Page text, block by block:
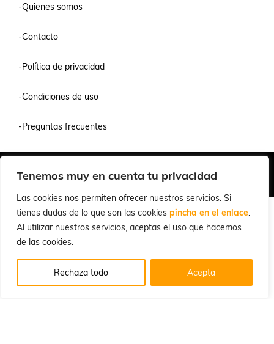
Tenemos muy en cuenta tu privacidad
Las cookies nos permiten ofrecer nuestros servicios. Si
tienes dudas de lo que son las cookies pincha en el enlace.
Al utilizar nuestros servicios, aceptas el uso que hacemos
de las cookies.
Rechaza todo Acepta
-Quienes somos
-Contacto
-Política de privacidad
-Condiciones de uso
-Preguntas frecuentes
© 2026 Cuchillalia.com